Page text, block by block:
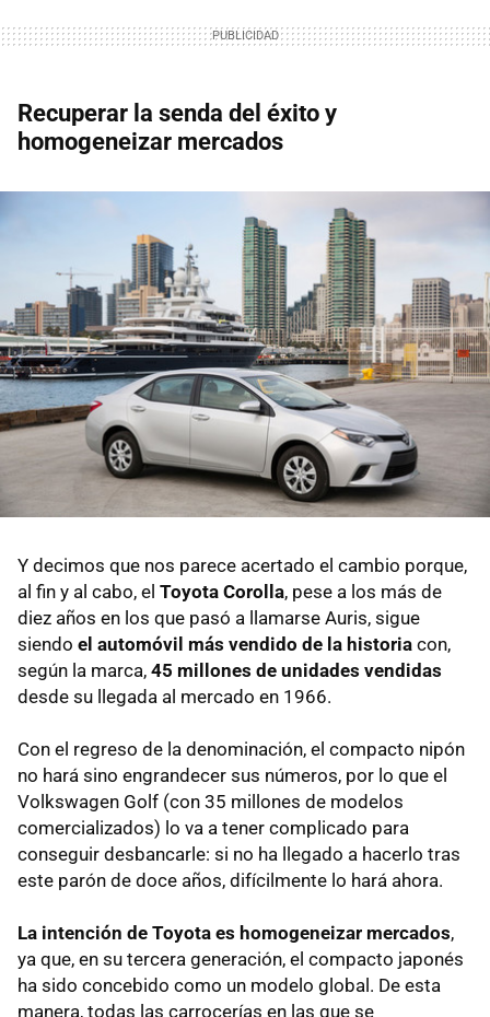
Recuperar la senda del éxito y
homogeneizar mercados
Y decimos que nos parece acertado el cambio porque,
al fin y al cabo, el Toyota Corolla, pese a los más de
diez años en los que pasó a llamarse Auris, sigue
siendo el automóvil más vendido de la historia con,
según la marca, 45 millones de unidades vendidas
desde su llegada al mercado en 1966.
Con el regreso de la denominación, el compacto nipón
no hará sino engrandecer sus números, por lo que el
Volkswagen Golf (con 35 millones de modelos
comercializados) lo va a tener complicado para
conseguir desbancarle: si no ha llegado a hacerlo tras
este parón de doce años, difícilmente lo hará ahora.
La intención de Toyota es homogeneizar mercados,
ya que, en su tercera generación, el compacto japonés
ha sido concebido como un modelo global. De esta
manera, todas las carrocerías en las que se